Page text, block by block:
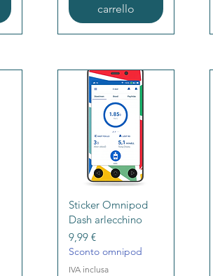
carrello
Vista rapida
Sticker Omnipod
Dash arlecchino
Prezzo
9,99 €
Sconto omnipod
IVA inclusa